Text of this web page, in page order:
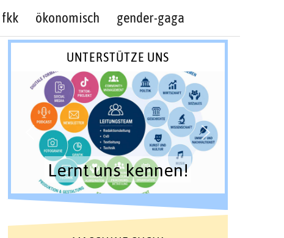
fkk ökonomisch gender-gaga
UNTERSTÜTZE UNS
Lernt uns kennen!